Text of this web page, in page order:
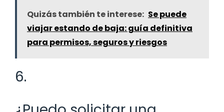
Quizás también te interese: Se puede
viajar estando de baja: guía definitiva
para permisos, seguros y riesgos
6.